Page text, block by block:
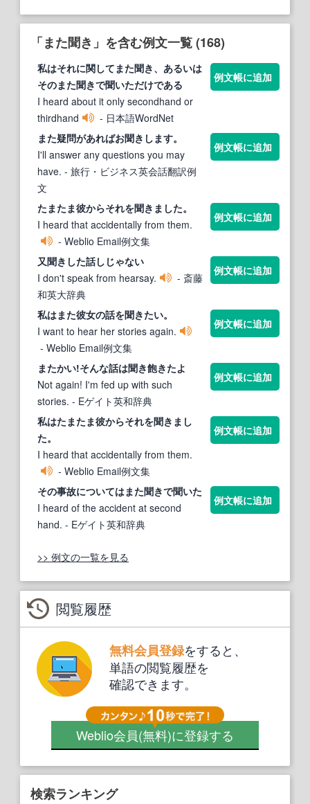
「また聞き」を含む例文一覧 (168)
私はそれに関して また聞き、あるいは
そのまた聞きで聞いただけである
I heard about it only secondhand or
thirdhand
- 日本語WordNet
例文帳に追加
また疑問があればお聞き します。
I'll answer any questions you may
have. - 旅行・ビジネス英会話翻訳例
文
例文帳に追加
た また ま彼からそれを聞き ました。
I heard that accidentally from them.
- Weblio Email例文集
例文帳に追加
又聞き した話しじゃない
I don't speak from hearsay.
- 斎藤
和英大辞典
例文帳に追加
私はまた彼女の話を聞きたい。
I want to hear her stories again.
- Weblio Email例文集
例文帳に追加
またかい!そんな話は聞き飽きたよ
Not again! I'm fed up with such
stories. - Eゲイト英和辞典
例文帳に追加
私はた また ま彼からそれを聞き まし
た。
I heard that accidentally from them.
- Weblio Email例文集
例文帳に追加
その事故についてはまた聞きで聞いた
I heard of the accident at second
hand. - Eゲイト英和辞典
例文帳に追加
>> 例文の一覧を見る
閲覧履歴
無料会員登録をすると、
単語の閲覧履歴を
確認できます。
Weblio会員(無料)に登録する
検索ランキング